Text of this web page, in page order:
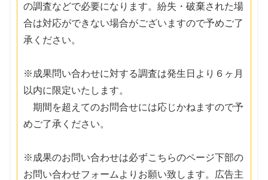
の調査などで必要になります。紛失・破棄された場
合は対応ができない場合がございますので予めご了
承ください。
※成果問い合わせに対する調査は発生日より６ヶ月
以内に限定いたします。
期間を超えてのお問合せには応じかねますので予
めご了承ください。
※成果のお問い合わせは必ずこちらのページ下部の
お問い合わせフォームよりお願い致します。広告主